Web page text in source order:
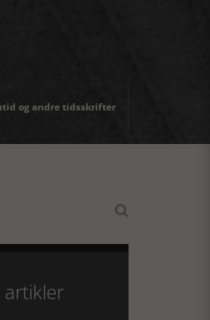
og andre tidsskrifter
